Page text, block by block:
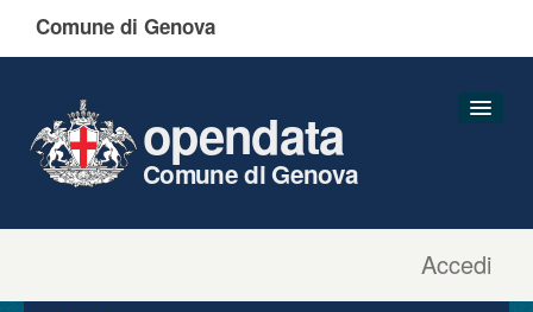
Comune di Genova
Accedi
opendata
Comune di Genova